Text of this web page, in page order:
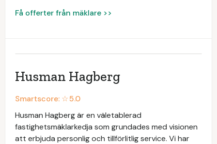
Få offerter från mäklare >>
Husman Hagberg
Smartscore: ☆5.0
Husman Hagberg är en väletablerad
fastighetsmäklarkedja som grundades med visionen
att erbjuda personlig och tillförlitlig service. Vi har